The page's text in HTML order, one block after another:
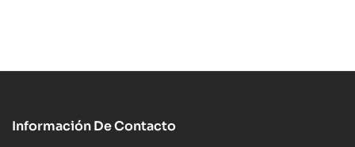
Información De Contacto